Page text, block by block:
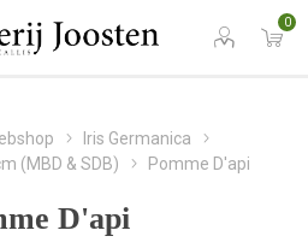
0
Iris Germanica
(MBD & SDB)
Pomme D'api
D'api